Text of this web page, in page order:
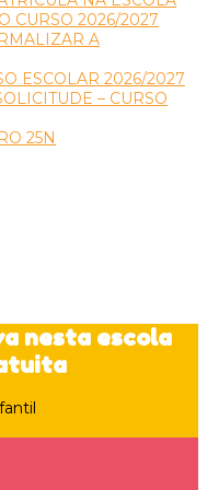
CURSO 2026/2027
A
ESCOLAR 2026/2027
– CURSO
25N
nesta escola